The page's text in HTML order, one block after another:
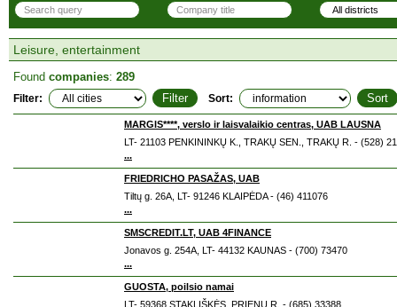
Leisure, entertainment
Found companies: 289
Filter: Sort:
MARGIS****, verslo ir laisvalaikio centras, UAB LAUSNA
LT- 21103 PENKININKŲ K., TRAKŲ SEN., TRAKŲ R. - (528)
...
FRIEDRICHO PASAŽAS, UAB
Tiltų g. 26A, LT- 91246 KLAIPĖDA - (46) 411076
...
SMSCREDIT.LT, UAB 4FINANCE
Jonavos g. 254A, LT- 44132 KAUNAS - (700) 73470
...
GUOSTA, poilsio namai
LT- 59368 STAKLIŠKĖS, PRIENŲ R. - (685) 33388